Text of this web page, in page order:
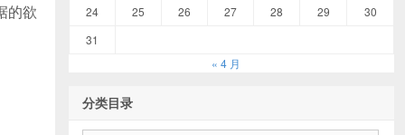
的欲
24
25 26 27 28 29
30
31
« 4 月
分类目录